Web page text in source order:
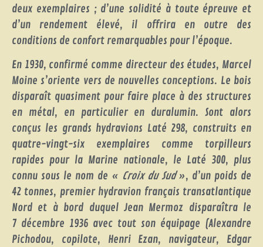
deux exemplaires ; d’une solidité à toute épreuve et
d’un rendement élevé, il offrira en outre des
conditions de confort remarquables pour l’époque.
En 1930, confirmé comme directeur des études, Marcel
Moine s’oriente vers de nouvelles conceptions. Le bois
disparaît quasiment pour faire place à des structures
en métal, en particulier en duralumin. Sont alors
conçus les grands hydravions Laté 298, construits en
quatre-vingt-six exemplaires comme torpilleurs
rapides pour la Marine nationale, le Laté 300, plus
connu sous le nom de « Croix du Sud», d’un poids de
42 tonnes, premier hydravion français transatlantique
Nord et à bord duquel Jean Mermoz disparaîtra le
7 décembre 1936 avec tout son équipage (Alexandre
Pichodou, copilote, Henri Ezan, navigateur, Edgar